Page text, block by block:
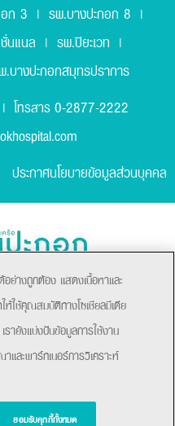
ก 3 | รพ.บางปะกอก 8 |
นแนล | รพ.ปิยะเวท |
.บางปะกอกสมุทรปราการ
| โทรสาร0-2877-2222
ประกาศนโยบายข้อมูลส่วนบุคคล
All rights reserved.
อย่างถูกต้อง แสดงเนื้อหาและ
ใช้คุณสมบัติทางโซเชียลมีเดีย
รายังแบ่งปันข้อมูลการใช้งาน
และพาร์ทเนอร์การวิเคราะห์
ยอมรับคุกกี้ทั้งหมด